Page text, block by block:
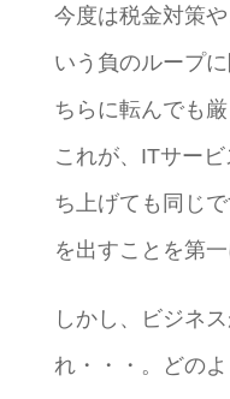
今度は税金対策
いう負のループ
ちらに転んでも
これが、ITサー
ち上げても同じ
を出すことを第一
しかし、ビジネ
れ・・・。どの